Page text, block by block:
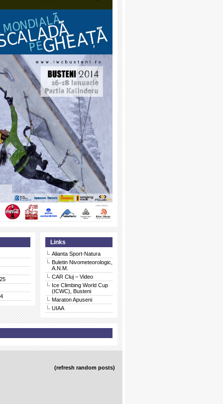
Links
Alianta Sport-Natura
Buletin Nivometeorologic,
A.N.M.
CAR Cluj – Video
Ice Climbing World Cup
(ICWC), Busteni
Maraton Apuseni
UIAA
(refresh random posts)